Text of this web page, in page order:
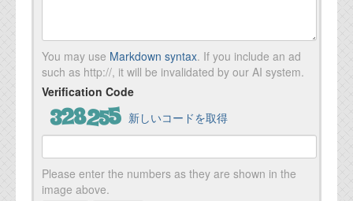
You may use Markdown syntax. If you include an ad
such as http://, it will be invalidated by our AI system.
Verification Code
新しいコードを取得
Please enter the numbers as they are shown in the
image above.